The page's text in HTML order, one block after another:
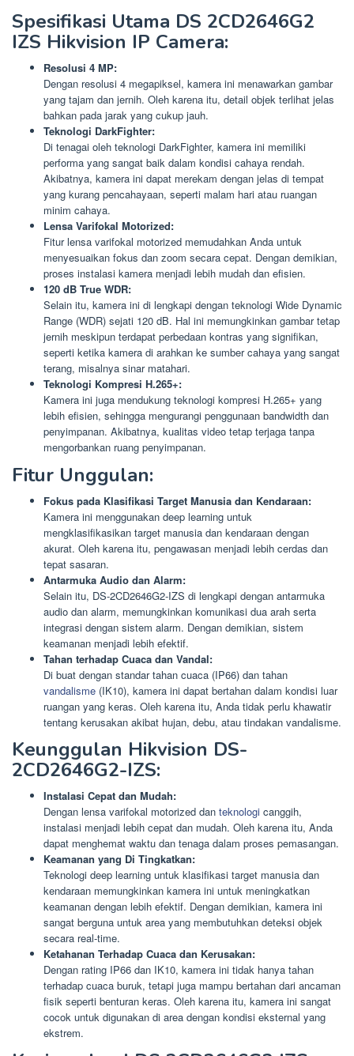
Spesifikasi Utama DS 2CD2646G2
IZS Hikvision IP Camera:
Resolusi 4 MP:
Dengan resolusi 4 megapiksel, kamera ini menawarkan gambar
yang tajam dan jernih. Oleh karena itu, detail objek terlihat jelas
bahkan pada jarak yang cukup jauh.
Teknologi DarkFighter:
Di tenagai oleh teknologi DarkFighter, kamera ini memiliki
performa yang sangat baik dalam kondisi cahaya rendah.
Akibatnya, kamera ini dapat merekam dengan jelas di tempat
yang kurang pencahayaan, seperti malam hari atau ruangan
minim cahaya.
Lensa Varifokal Motorized:
Fitur lensa varifokal motorized memudahkan Anda untuk
menyesuaikan fokus dan zoom secara cepat. Dengan demikian,
proses instalasi kamera menjadi lebih mudah dan efisien.
120 dB True WDR:
Selain itu, kamera ini di lengkapi dengan teknologi Wide Dynamic
Range (WDR) sejati 120 dB. Hal ini memungkinkan gambar tetap
jernih meskipun terdapat perbedaan kontras yang signifikan,
seperti ketika kamera di arahkan ke sumber cahaya yang sangat
terang, misalnya sinar matahari.
Teknologi Kompresi H.265+:
Kamera ini juga mendukung teknologi kompresi H.265+ yang
lebih efisien, sehingga mengurangi penggunaan bandwidth dan
penyimpanan. Akibatnya, kualitas video tetap terjaga tanpa
mengorbankan ruang penyimpanan.
Fitur Unggulan:
Fokus pada Klasifikasi Target Manusia dan Kendaraan:
Kamera ini menggunakan deep learning untuk
mengklasifikasikan target manusia dan kendaraan dengan
akurat. Oleh karena itu, pengawasan menjadi lebih cerdas dan
tepat sasaran.
Antarmuka Audio dan Alarm:
Selain itu, DS-2CD2646G2-IZS di lengkapi dengan antarmuka
audio dan alarm, memungkinkan komunikasi dua arah serta
integrasi dengan sistem alarm. Dengan demikian, sistem
keamanan menjadi lebih efektif.
Tahan terhadap Cuaca dan Vandal:
Di buat dengan standar tahan cuaca (IP66) dan tahan
vandalisme (IK10), kamera ini dapat bertahan dalam kondisi luar
ruangan yang keras. Oleh karena itu, Anda tidak perlu khawatir
tentang kerusakan akibat hujan, debu, atau tindakan vandalisme.
Keunggulan Hikvision DS-
2CD2646G2-IZS:
Instalasi Cepat dan Mudah:
Dengan lensa varifokal motorized dan teknologi canggih,
instalasi menjadi lebih cepat dan mudah. Oleh karena itu, Anda
dapat menghemat waktu dan tenaga dalam proses pemasangan.
Keamanan yang Di Tingkatkan:
Teknologi deep learning untuk klasifikasi target manusia dan
kendaraan memungkinkan kamera ini untuk meningkatkan
keamanan dengan lebih efektif. Dengan demikian, kamera ini
sangat berguna untuk area yang membutuhkan deteksi objek
secara real-time.
Ketahanan Terhadap Cuaca dan Kerusakan:
Dengan rating IP66 dan IK10, kamera ini tidak hanya tahan
terhadap cuaca buruk, tetapi juga mampu bertahan dari ancaman
fisik seperti benturan keras. Oleh karena itu, kamera ini sangat
cocok untuk digunakan di area dengan kondisi eksternal yang
ekstrem.